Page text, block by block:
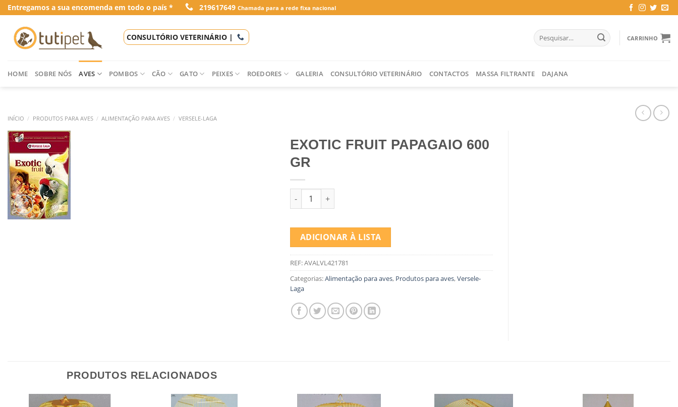
Skip
to
content
Entregamos a sua encomenda em todo o país * 219617649 Chamada para a rede fixa nacional
CONSULTÓRIO VETERINÁRIO |
Pesquisar
por:
CARRINHO
HOME SOBRE NÓS AVES POMBOS CÃO GATO PEIXES ROEDORES GALERIA CONSULTÓRIO VETERINÁRIO CONTACTOS MASSA FILTRANTE DAJANA
INÍCIO / PRODUTOS PARA AVES / ALIMENTAÇÃO PARA AVES / VERSELE-LAGA
EXOTIC FRUIT PAPAGAIO 600
GR
Quantidade de EXOTIC FRUIT PAPAGAIO 600 GR
ADICIONAR À LISTA
REF:AVALVL421781
Categorias:Alimentação para aves, Produtos para aves,Versele-
Laga
PRODUTOS RELACIONADOS